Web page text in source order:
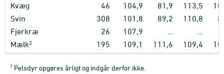
Kvæg 46 104,9 81,9 113,5
Svin
308 101,8 89,2 110,8
Fjerkræ
26 107,9
Mælk2 195 109,1 111,6 109,4
1 Pelsdyr opgøres årligt og indgår derfor ikke.